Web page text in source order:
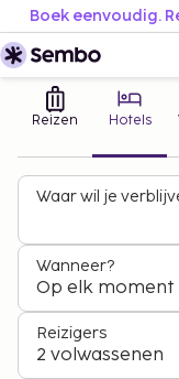
Boek eenvoudig.
Reizen Hotels
Waar wil je
Wanneer?
Op elk moment
Reizigers
2 volwassenen